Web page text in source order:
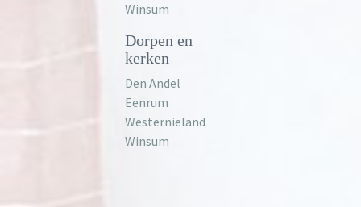
Winsum
Dorpen en
kerken
Den Andel
Eenrum
Westernieland
Winsum